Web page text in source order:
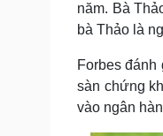
Phòng mạch
Ăn sạch sống
Cải chính
năm. Bà
bà Thảo là
Forbes
sàn chứng
vào ngân